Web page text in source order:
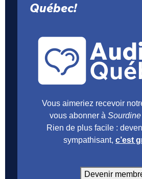
Québec!
Vous aimeriez recevoir
vous abonner à
Rien de plus facile :
sympathisant, c’est
Devenir